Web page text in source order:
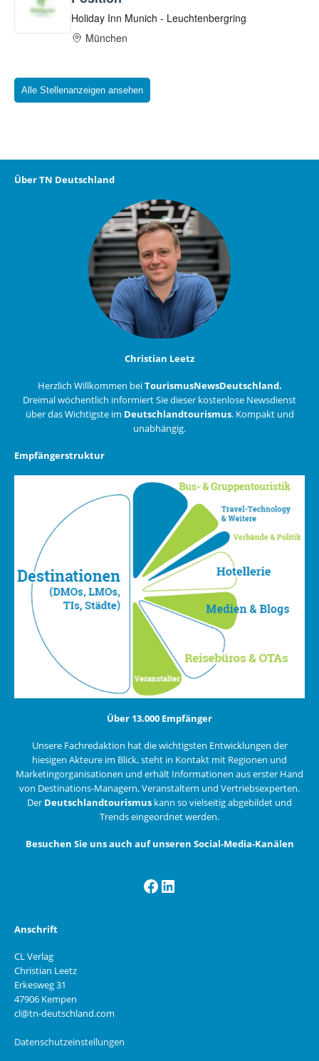
Alle Stellenanzeigen ansehen
Über TN Deutschland
Christian Leetz
Herzlich Willkommen beiTourismusNewsDeutschland.
Dreimal wöchentlich informiert Sie dieser kostenlose Newsdienst
über das Wichtigste im Deutschlandtourismus. Kompakt und
unabhängig.
Empfängerstruktur
Über 13.000 Empfänger
Unsere Fachredaktion hat die wichtigsten Entwicklungen der
hiesigen Akteure im Blick, steht in Kontakt mit Regionen und
Marketingorganisationen und erhält Informationen aus erster Hand
von Destinations-Managern, Veranstaltern und Vertriebsexperten.
Der Deutschlandtourismus kann so vielseitig abgebildet und
Trends eingeordnet werden.
Besuchen Sie uns auch auf unseren Social-Media-Kanälen
Facebook
LinkedIn
Anschrift
CL Verlag
Christian Leetz
Erkesweg 31
47906 Kempen
cl@tn-deutschland.com
Datenschutzeinstellungen